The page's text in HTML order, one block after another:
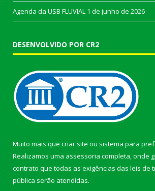
Agenda da USB FLUVIAL 1 de junho de 2026
DESENVOLVIDO POR CR2
Muito mais que criar site ou sistema para
Realizamos uma assessoria completa, onde
contrato que todas as exigências das leis de
pública serão atendidas.